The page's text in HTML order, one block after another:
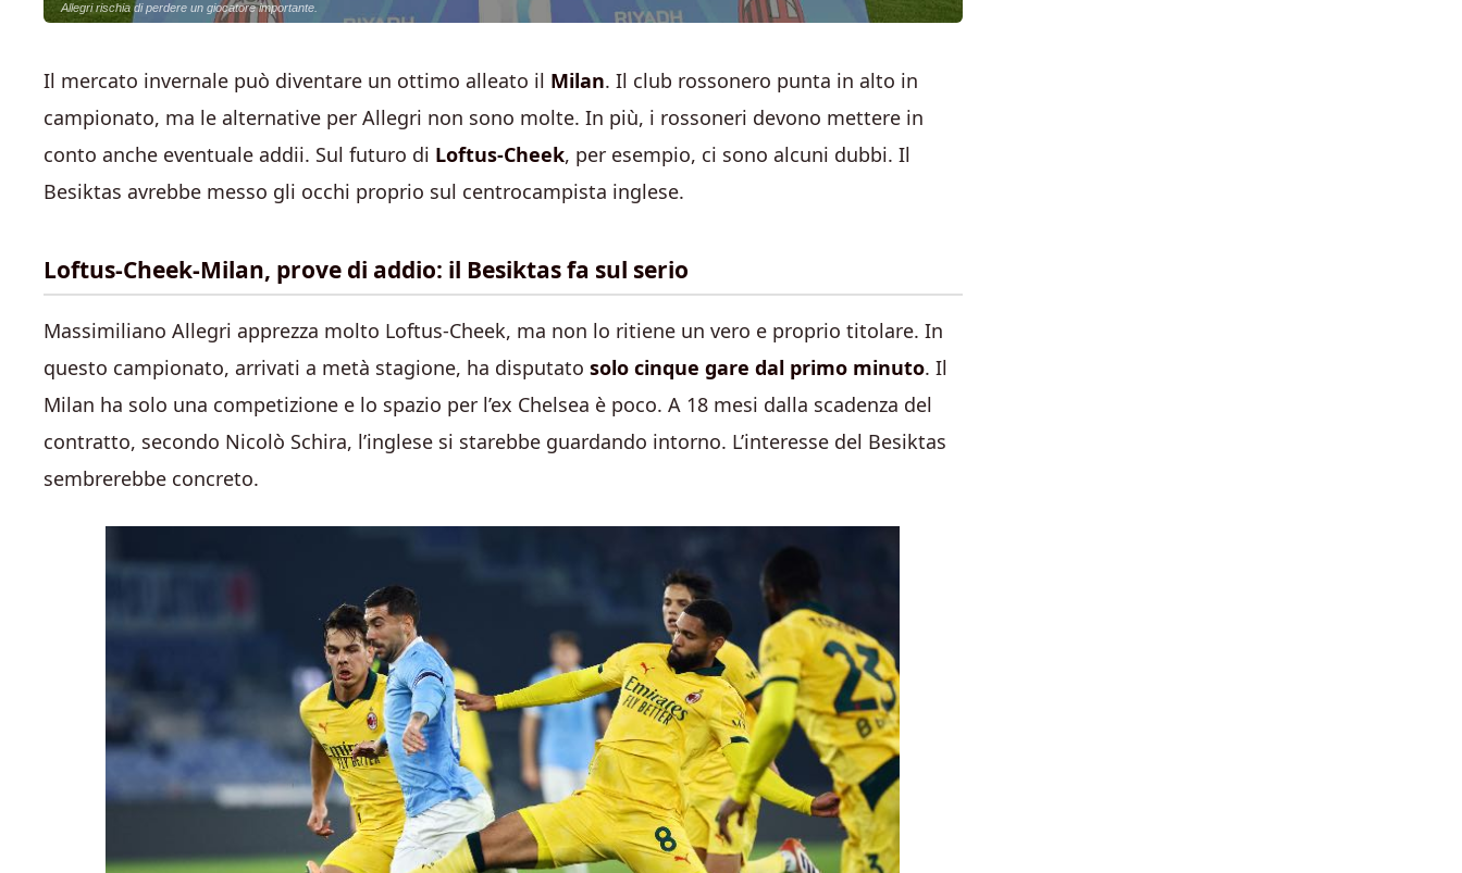
Allegri rischia di perdere un giocatore importante.
Il mercato invernale può diventare un ottimo alleato il Milan. Il club rossonero punta in alto in
campionato, ma le alternative per Allegri non sono molte. In più, i rossoneri devono mettere in
conto anche eventuale addii. Sul futuro di Loftus-Cheek, per esempio, ci sono alcuni dubbi. Il
Besiktas avrebbe messo gli occhi proprio sul centrocampista inglese.
Loftus-Cheek-Milan, prove di addio: il Besiktas fa sul serio
Massimiliano Allegri apprezza molto Loftus-Cheek, ma non lo ritiene un vero e proprio titolare. In
questo campionato, arrivati a metà stagione, ha disputato solo cinque gare dal primo minuto. Il
Milan ha solo una competizione e lo spazio per l’ex Chelsea è poco. A 18 mesi dalla scadenza del
contratto, secondo Nicolò Schira, l’inglese si starebbe guardando intorno. L’interesse del Besiktas
sembrerebbe concreto.